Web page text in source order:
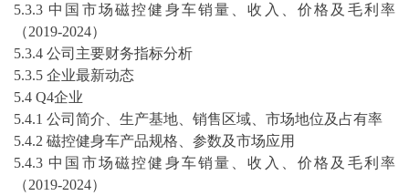
5.3.3 中国市场磁控健身车销量、收入、价格及毛利率
（2019-2024）
5.3.4 公司主要财务指标分析
5.3.5 企业最新动态
5.4 Q4企业
5.4.1 公司简介、生产基地、销售区域、市场地位及占有率
5.4.2 磁控健身车产品规格、参数及市场应用
5.4.3 中国市场磁控健身车销量、收入、价格及毛利率
（2019-2024）